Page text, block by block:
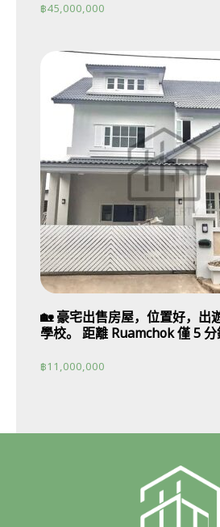
฿45,000,000
🏡 豪宅出售房屋，位置好，出
學校。 距離 Ruamchok 僅 5 分
฿11,000,000